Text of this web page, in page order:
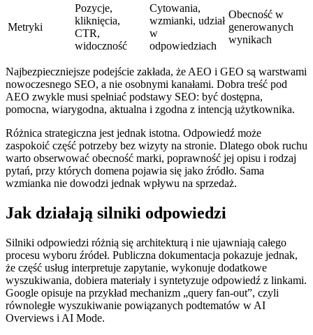
Metryki
Pozycje,
kliknięcia,
CTR,
widoczność
Cytowania,
wzmianki, udział
w
odpowiedziach
Obecność w
generowanych
wynikach
Najbezpieczniejsze podejście zakłada, że AEO i GEO są warstwami
nowoczesnego SEO, a nie osobnymi kanałami. Dobra treść pod
AEO zwykle musi spełniać podstawy SEO: być dostępna,
pomocna, wiarygodna, aktualna i zgodna z intencją użytkownika.
Różnica strategiczna jest jednak istotna. Odpowiedź może
zaspokoić część potrzeby bez wizyty na stronie. Dlatego obok ruchu
warto obserwować obecność marki, poprawność jej opisu i rodzaj
pytań, przy których domena pojawia się jako źródło. Sama
wzmianka nie dowodzi jednak wpływu na sprzedaż.
Jak działają silniki odpowiedzi
Silniki odpowiedzi różnią się architekturą i nie ujawniają całego
procesu wyboru źródeł. Publiczna dokumentacja pokazuje jednak,
że część usług interpretuje zapytanie, wykonuje dodatkowe
wyszukiwania, dobiera materiały i syntetyzuje odpowiedź z linkami.
Google opisuje na przykład mechanizm „query fan-out”, czyli
równoległe wyszukiwanie powiązanych podtematów w AI
Overviews i AI Mode.